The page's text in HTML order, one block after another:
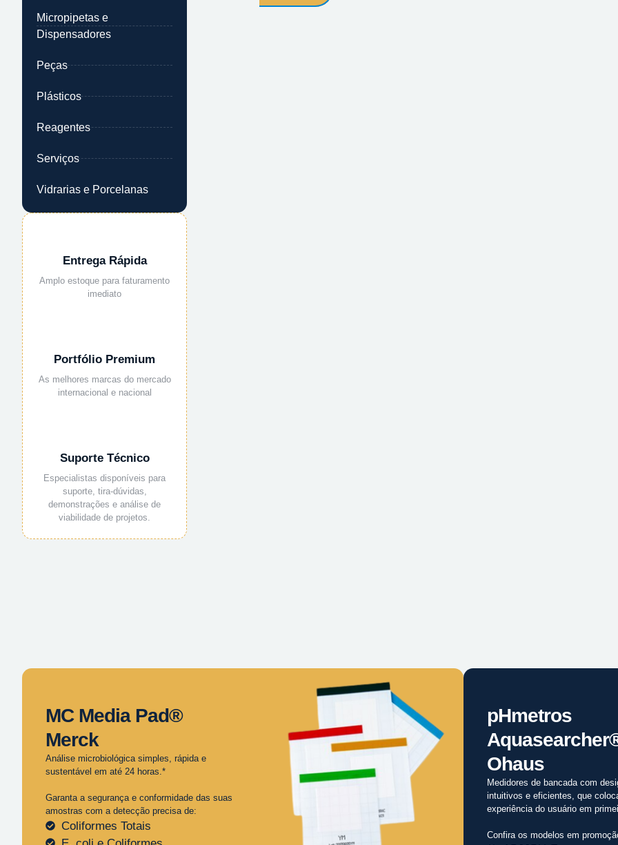
Micropipetas e
Dispensadores
Peças
Plásticos
Reagentes
Serviços
Vidrarias e Porcelanas
Entrega Rápida
Amplo estoque para faturamento
imediato
Portfólio Premium
As melhores marcas do mercado
internacional e nacional
Suporte Técnico
Especialistas disponíveis para
suporte, tira-dúvidas,
demonstrações e análise de
viabilidade de projetos.
MC Media Pad®
Merck
Análise microbiológica simples, rápida e
sustentável em até 24 horas.*
Garanta a segurança e conformidade das suas
amostras com a detecção precisa de:
Coliformes Totais
pHmetros
Ohaus
Medidores de bancada com
intuitivos e eficientes, que
experiência do usuário em
Confira os modelos em